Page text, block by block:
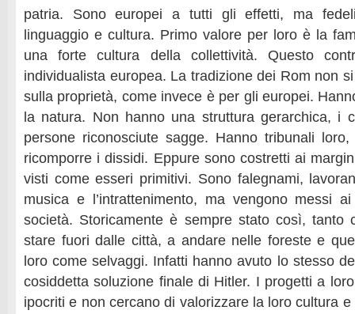
patria. Sono europei a tutti gli effetti, ma
linguaggio e cultura. Primo valore per loro è la
una forte cultura della collettività. Questo
individualista europea. La tradizione dei Rom non
sulla proprietà, come invece è per gli europei.
la natura. Non hanno una struttura gerarchica, i
persone riconosciute sagge. Hanno tribunali
ricomporre i dissidi. Eppure sono costretti ai
visti come esseri primitivi. Sono falegnami,
musica e l’intrattenimento, ma vengono messi
società. Storicamente è sempre stato così, tanto
stare fuori dalle città, a andare nelle foreste e
loro come selvaggi. Infatti hanno avuto lo stesso
cosiddetta soluzione finale di Hitler. I progetti a
ipocriti e non cercano di valorizzare la loro cultura e